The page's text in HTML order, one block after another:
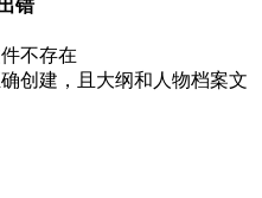
错
不存在
创建，且大纲和人物档案文